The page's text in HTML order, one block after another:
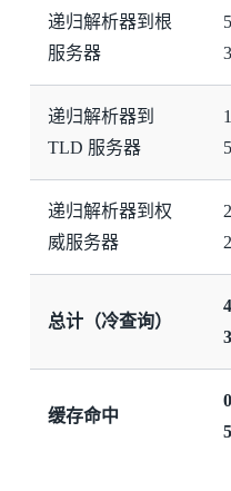
递归解析器到根
服务器
递归解析器到
TLD 服务器
递归解析器到权
威服务器
总计（冷查询）
缓存命中